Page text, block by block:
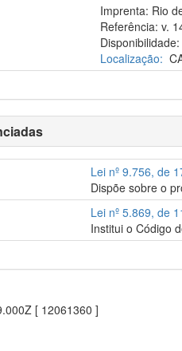
Imprenta: Rio
Referência: v.
Disponibilidade:
Localização:
Lei nº 9.756, de
Dispõe sobre o
Lei nº 5.869, de
Institui o Código
[ 12061360 ]